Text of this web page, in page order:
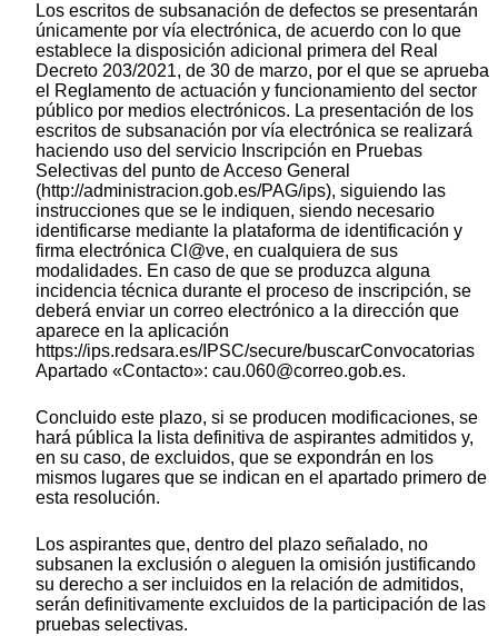
Los escritos de subsanación de defectos se presentarán
únicamente por vía electrónica, de acuerdo con lo que
establece la disposición adicional primera del Real
Decreto 203/2021, de 30 de marzo, por el que se aprueba
el Reglamento de actuación y funcionamiento del sector
público por medios electrónicos. La presentación de los
escritos de subsanación por vía electrónica se realizará
haciendo uso del servicio Inscripción en Pruebas
Selectivas del punto de Acceso General
(http://administracion.gob.es/PAG/ips), siguiendo las
instrucciones que se le indiquen, siendo necesario
identificarse mediante la plataforma de identificación y
firma electrónica Cl@ve, en cualquiera de sus
modalidades. En caso de que se produzca alguna
incidencia técnica durante el proceso de inscripción, se
deberá enviar un correo electrónico a la dirección que
aparece en la aplicación
https://ips.redsara.es/IPSC/secure/buscarConvocatorias
Apartado «Contacto»: cau.060@correo.gob.es.
Concluido este plazo, si se producen modificaciones, se
hará pública la lista definitiva de aspirantes admitidos y,
en su caso, de excluidos, que se expondrán en los
mismos lugares que se indican en el apartado primero de
esta resolución.
Los aspirantes que, dentro del plazo señalado, no
subsanen la exclusión o aleguen la omisión justificando
su derecho a ser incluidos en la relación de admitidos,
serán definitivamente excluidos de la participación de las
pruebas selectivas.